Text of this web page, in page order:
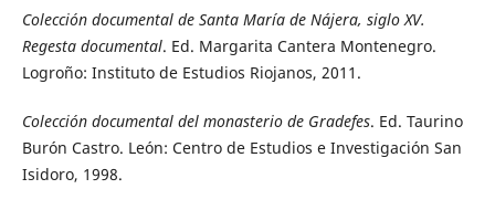
Colección documental de Santa María de Nájera, siglo XV.
Regesta documental. Ed. Margarita Cantera Montenegro.
Logroño: Instituto de Estudios Riojanos, 2011.
Colección documental del monasterio de Gradefes. Ed. Taurino
Burón Castro. León: Centro de Estudios e Investigación San
Isidoro, 1998.